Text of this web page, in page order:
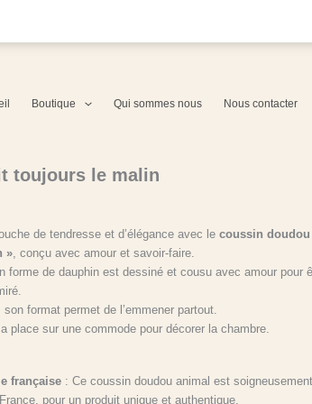
Boutique Qui sommes nous Nous contacter
toujours le malin
de tendresse et d’élégance avec le coussin doudou
» , conçu avec amour et savoir-faire.
forme de dauphin est dessiné et cousu avec amour pour
format permet de l’emmener partout.
place sur une commode pour décorer la chambre.
française : Ce coussin doudou animal est soigneusement
pour un produit unique et authentique.